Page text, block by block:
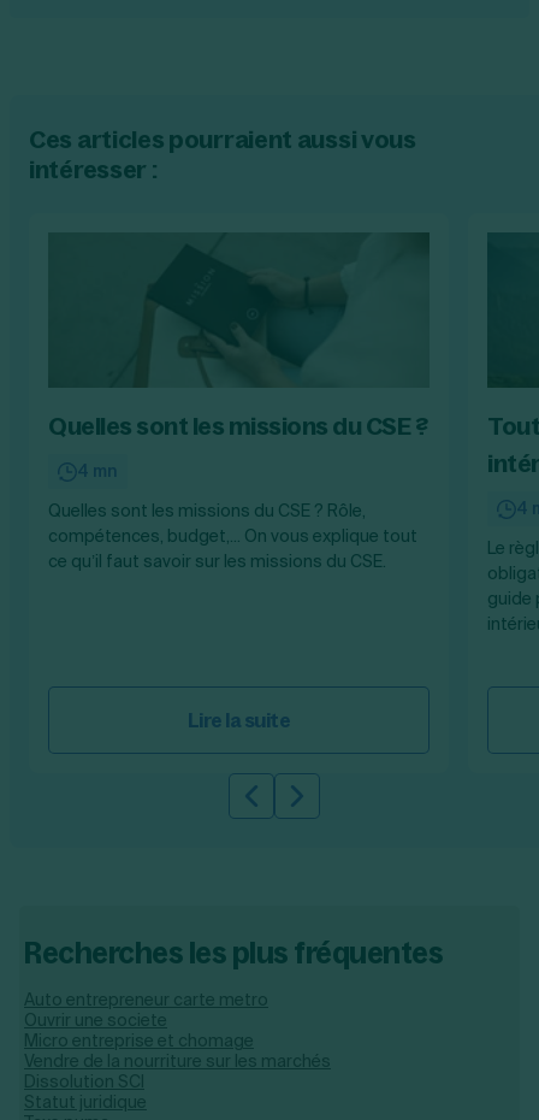
Ces articles pourraient aussi vous
intéresser :
Quelles sont les missions du CSE ?
4 mn
Quelles sont les missions du CSE ? Rôle,
compétences, budget,... On vous explique tout
ce qu’il faut savoir sur les missions du CSE.
Lire la suite
4
Le
guide
Slide précédente
Slide suivante
Recherches les plus fréquentes
Auto entrepreneur carte metro​
Ouvrir une societe
Micro entreprise et chomage
Vendre de la nourriture sur les marchés
Dissolution SCI
Statut juridique